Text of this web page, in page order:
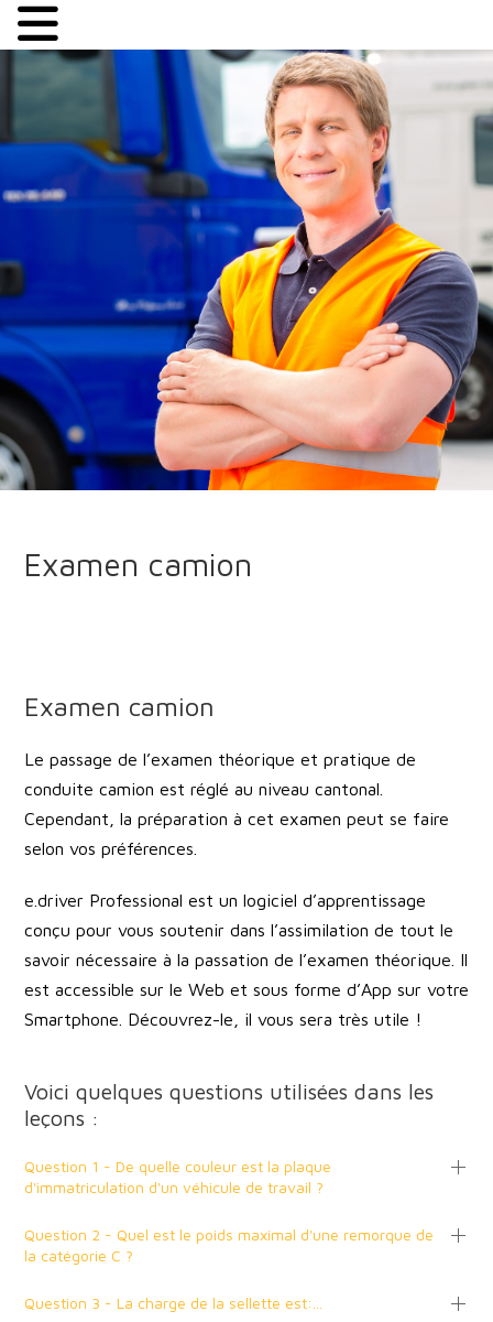
Examen camion
Examen camion
Le passage de l’examen théorique et pratique de
conduite camion est réglé au niveau cantonal.
Cependant, la préparation à cet examen peut se faire
selon vos préférences.
e.driver Professional est un logiciel d’apprentissage
conçu pour vous soutenir dans l’assimilation de tout le
savoir nécessaire à la passation de l’examen théorique. Il
est accessible sur le Web et sous forme d’App sur votre
Smartphone. Découvrez-le, il vous sera très utile !
Voici quelques questions utilisées dans les
leçons :
Question 1 - De quelle couleur est la plaque
d'immatriculation d'un véhicule de travail ?
Question 2 - Quel est le poids maximal d'une remorque de
la catégorie C ?
Question 3 - La charge de la sellette est:...